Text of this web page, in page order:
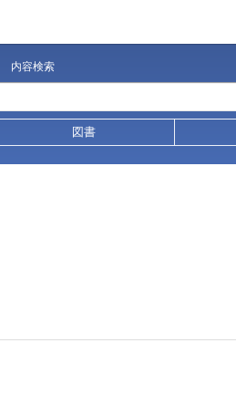
内容検索
図書